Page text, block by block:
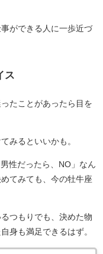
ができる人に一歩近づ
ス
たことがあったら目を
みるといいかも。
性だったら、NO」なん
てみても、今の牡牛座
つもりでも、決めた物
身も満足できるはず。